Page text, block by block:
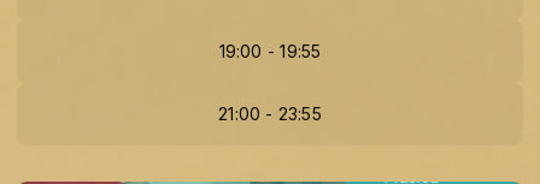
19:00 - 19:55
21:00 - 23:55